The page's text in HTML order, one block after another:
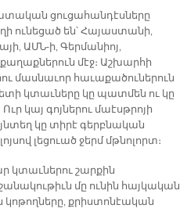
ցուցահանդէսները
ունեցած են՝ Հայաստանի,
ԱՄՆ-ի, Գերմանիոյ,
քաղաքներուն մէջ։ Աշխարհի
մասնաւոր հաւաքածուներուն
կտաւները կը պատմեն ու կը
կայ գոյներու մաէսթրոյի
կը տիրէ գերբնական
լեցուած ջերմ մթնոլորտ։
կտաւներու շարքին
մը ունին հայկական
քրիստոնէական